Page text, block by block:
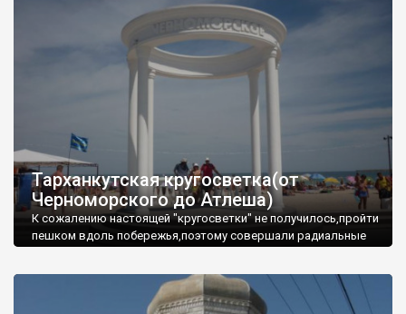
Тарханкутская кругосветка(от
Черноморского до Атлеша)
К сожалению настоящей "кругосветки" не получилось,пройти
пешком вдоль побережья,поэтому совершали радиальные